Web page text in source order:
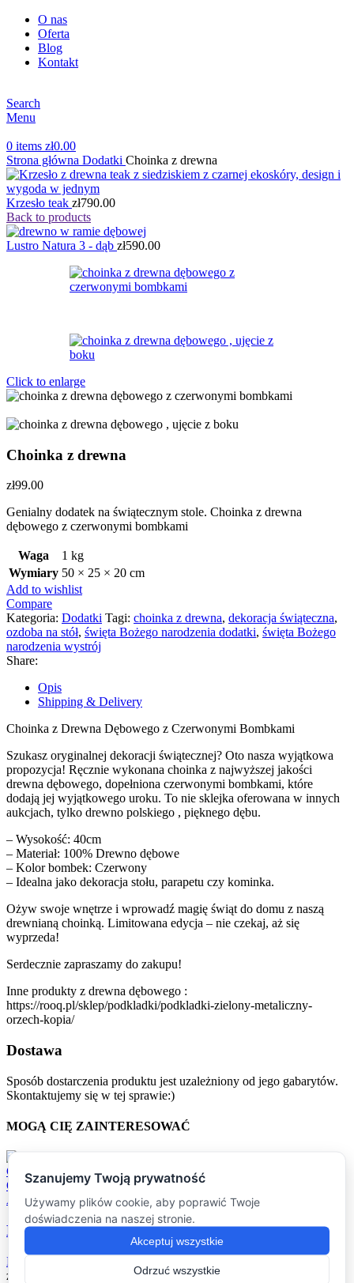
O nas
Oferta
Blog
Kontakt
Search
Menu
0 items zł0.00
Strona główna Dodatki Choinka z drewna
Krzesło teak zł790.00
Back to products
Lustro Natura 3 - dąb zł590.00
Click to enlarge
Choinka z drewna
zł99.00
Genialny dodatek na świątecznym stole. Choinka z drewna
dębowego z czerwonymi bombkami
Waga
1 kg
Wymiary 50 × 25 × 20 cm
Add to wishlist
Compare
Kategoria: Dodatki Tagi: choinka z drewna, dekoracja świąteczna,
ozdoba na stół, święta Bożego narodzenia dodatki, święta Bożego
narodzenia wystrój
Share:
Opis
Shipping & Delivery
Choinka z Drewna Dębowego z Czerwonymi Bombkami
Szukasz oryginalnej dekoracji świątecznej? Oto nasza wyjątkowa
propozycja! Ręcznie wykonana choinka z najwyższej jakości
drewna dębowego, dopełniona czerwonymi bombkami, które
dodają jej wyjątkowego uroku. To nie sklejka oferowana w innych
aukcjach, tylko drewno polskiego , pięknego dębu.
– Wysokość: 40cm
– Materiał: 100% Drewno dębowe
– Kolor bombek: Czerwony
– Idealna jako dekoracja stołu, parapetu czy kominka.
Ożyw swoje wnętrze i wprowadź magię świąt do domu z naszą
drewnianą choinką. Limitowana edycja – nie czekaj, aż się
wyprzeda!
Serdecznie zapraszamy do zakupu!
Inne produkty z drewna dębowego :
https://rooq.pl/sklep/podkladki/podkladki-zielony-metaliczny-
orzech-kopia/
Dostawa
Sposób dostarczenia produktu jest uzależniony od jego gabarytów.
Skontaktujemy się w tej sprawie:)
MOGĄ CIĘ ZAINTERESOWAĆ
Compare
Quick view
Add to wishlist
Brelok Kyokushin
Dodatki
zł